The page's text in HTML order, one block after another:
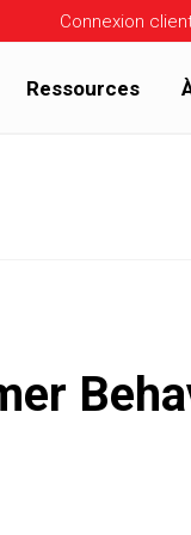
Connexion
Ressources